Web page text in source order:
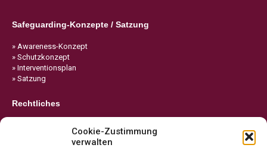
Cookie-Zustimmung
verwalten
Safeguarding-Konzepte / Satzung
» Awareness-Konzept
» Schutzkonzept
» Interventionsplan
» Satzung
Rechtliches
» Cookie-Richtlinie